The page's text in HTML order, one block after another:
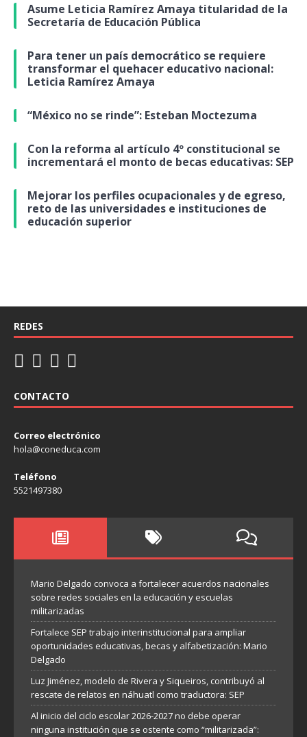
Asume Leticia Ramírez Amaya titularidad de la
Secretaría de Educación Pública
Para tener un país democrático se requiere
transformar el quehacer educativo nacional:
Leticia Ramírez Amaya
“México no se rinde”: Esteban Moctezuma
Con la reforma al artículo 4º constitucional se
incrementará el monto de becas educativas: SEP
Mejorar los perfiles ocupacionales y de egreso,
reto de las universidades e instituciones de
educación superior
REDES
CONTACTO
Correo electrónico
hola@coneduca.com
Teléfono
5521497380
Mario Delgado convoca a fortalecer acuerdos nacionales
sobre redes sociales en la educación y escuelas
militarizadas
Fortalece SEP trabajo interinstitucional para ampliar
oportunidades educativas, becas y alfabetización: Mario
Delgado
Luz Jiménez, modelo de Rivera y Siqueiros, contribuyó al
rescate de relatos en náhuatl como traductora: SEP
Al inicio del ciclo escolar 2026-2027 no debe operar
ninguna institución que se ostente como “militarizada”: